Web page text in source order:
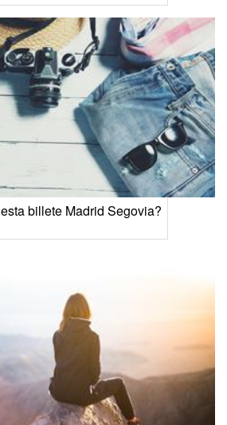
billete Madrid Segovia?